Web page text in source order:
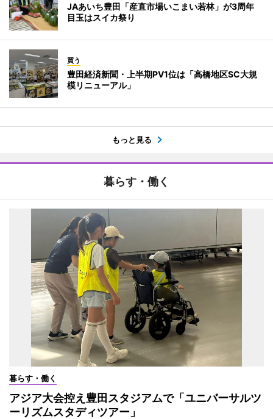
JAあいち豊田「産直市場いこまい若林」が3周年
目玉はスイカ祭り
買う
豊田経済新聞・上半期PV1位は「高橋地区SC大規
模リニューアル」
もっと見る
暮らす・働く
暮らす・働く
アジア大会控え豊田スタジアムで「ユニバーサルツ
ーリズムスタディツアー」